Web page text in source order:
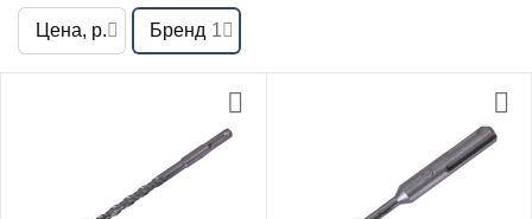
Цена, р. Бренд 1